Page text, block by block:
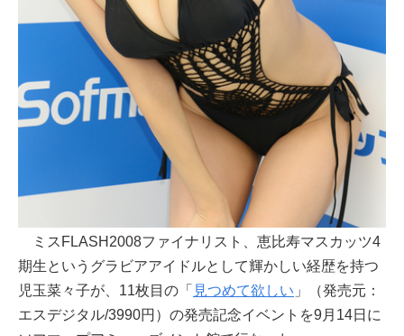
ミスFLASH2008ファイナリスト、恵比寿マスカッツ4
期生というグラビアアイドルとして輝かしい経歴を持つ
児玉菜々子が、11枚目の「 見つめて欲しい 」（発売元：
エスデジタル/3990円）の発売記念イベントを9月14日に